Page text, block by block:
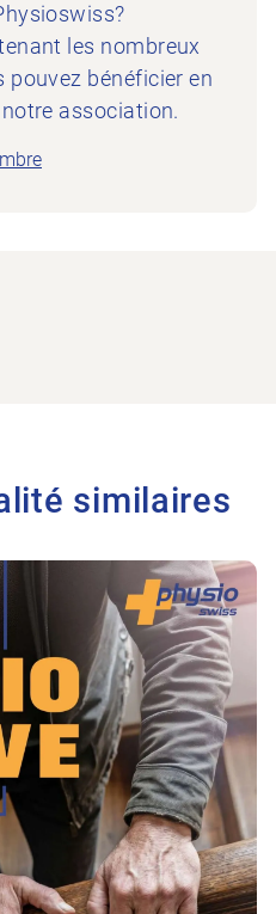
les nombreux
bénéficier en
association.
similaires